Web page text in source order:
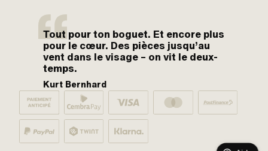
Tout pour ton boguet. Et encore plus
pour le cœur. Des pièces jusqu’au
vent dans le visage – on vit le deux-
temps.
Kurt Bernhard